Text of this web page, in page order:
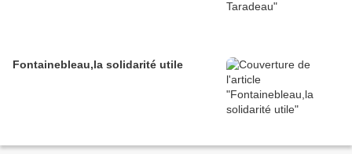
Fontainebleau,la solidarité utile